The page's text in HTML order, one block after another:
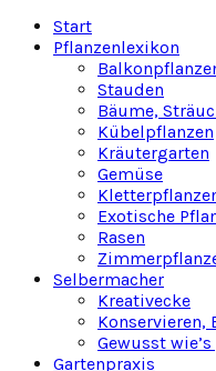
Start
Pflanzenlexikon
Stauden
Bäume,
Kübelpflanzen
Kräutergarten
Gemüse
Exotische
Rasen
Selbermacher
Kreativecke
Konservieren,
Gewusst
Gartenpraxis